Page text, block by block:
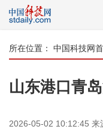
所在位置： 中国科技网
山东港口青
2026-05-02 10:12:45 来